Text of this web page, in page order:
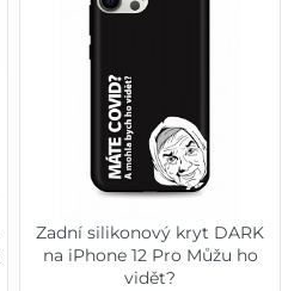
Zadní silikonový kryt DARK
na iPhone 12 Pro Můžu ho
vidět?